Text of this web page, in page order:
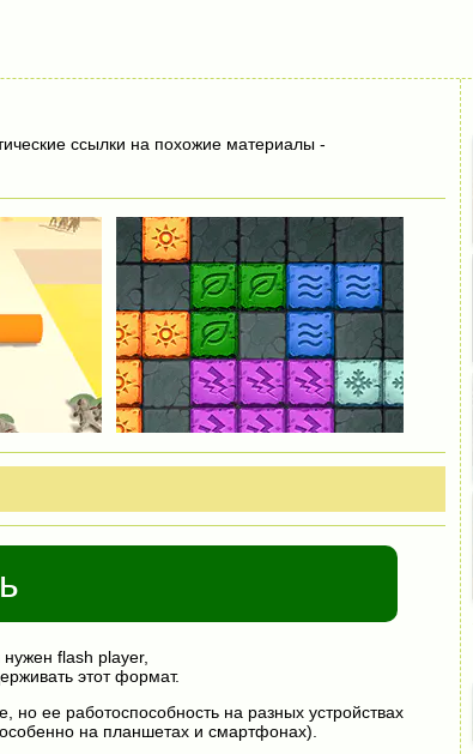
ссылки на похожие материалы -
flash player,
этот формат.
ее работоспособность на разных устройствах
на планшетах и смартфонах).